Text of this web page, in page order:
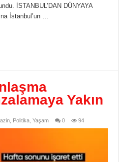
İSTANBUL’DAN DÜNYAYA
İstanbul’un …
Yakın
Politika ,Yaşam 0 94